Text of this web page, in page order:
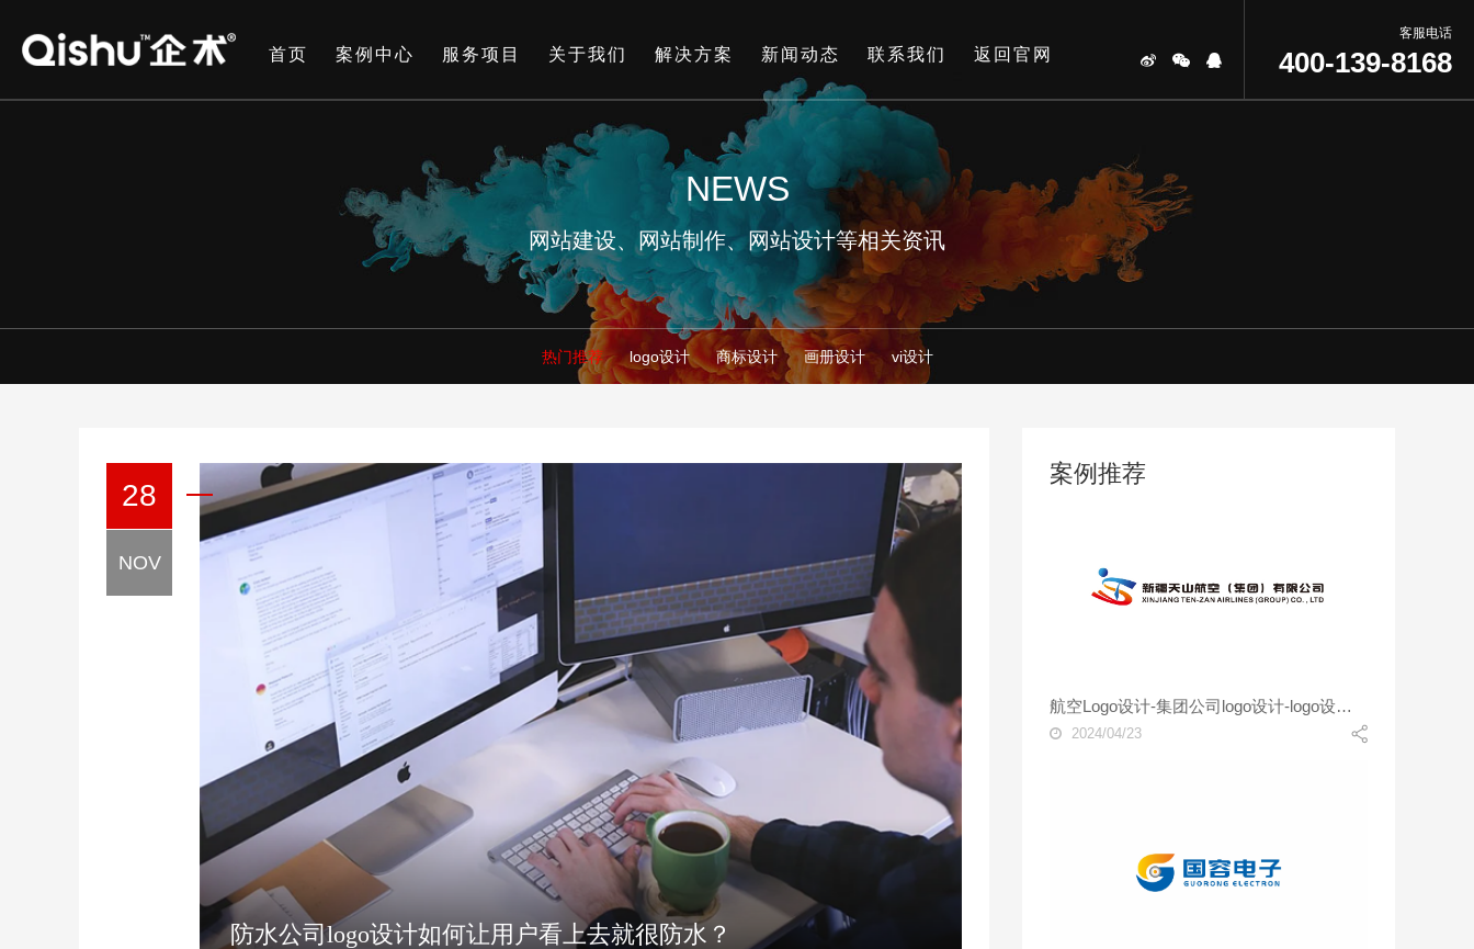
客服电话
400-139-8168
首页 案例中心 服务项目 关于我们 解决方案 新闻动态 联系我们 返回官网
NEWS
网站建设、网站制作、网站设计等相关资讯
热门推荐 logo设计 商标设计 画册设计 vi设计
28
NOV
防水公司logo设计如何让用户看上去就很防水？
案例推荐
航空Logo设计-集团公司logo设计-logo设计公司
2024/04/23